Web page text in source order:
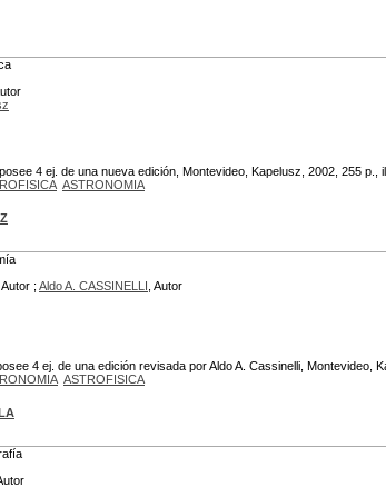
4 ej. de una nueva edición, Montevideo, Kapelusz, 2002, 255
ASTRONOMIA
, Autor ; Aldo A. CASSINELLI , Autor
4 ej. de una edición revisada por Aldo A. Cassinelli, Montevideo,
ASTROFISICA